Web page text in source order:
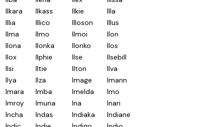
Ilkara
Ilkass Ilkie
Illa
Illia
Illico Illoson
Illus
Ilma
Ilmo Ilmoi
Ilon
Ilona
Ilonka Ilonko
Ilos
Ilox
Ilphie Ilse
Ilsebill
Ilsi
Iltie Ilton
Ilva
Ilya
Ilza Image
Imann
Imara
Imba Imelda
Imo
Imroy
Imuna Ina
Inari
Incha
Indas Indiaka
Indiane